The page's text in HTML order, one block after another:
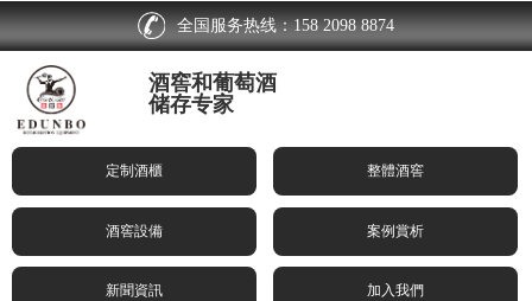
全国服务热线：158 2098 8874
酒窖和葡萄酒
储存专家
定制酒櫃 整體酒窖
酒窖設備 案例賞析
新聞資訊 加入我們